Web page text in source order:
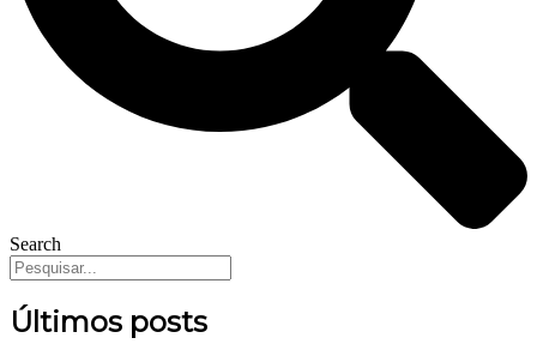
Search
Últimos posts